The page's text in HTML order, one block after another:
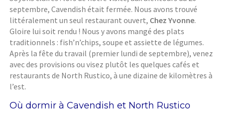
septembre, Cavendish était fermée. Nous avons trouvé
littéralement un seul restaurant ouvert, Chez Yvonne.
Gloire lui soit rendu ! Nous y avons mangé des plats
traditionnels : fish’n’chips, soupe et assiette de légumes.
Après la fête du travail (premier lundi de septembre), venez
avec des provisions ou visez plutôt les quelques cafés et
restaurants de North Rustico, à une dizaine de kilomètres à
l’est.
Où dormir à Cavendish et North Rustico